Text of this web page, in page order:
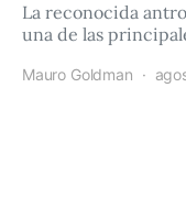
La reconocida
una de las
Mauro Goldman